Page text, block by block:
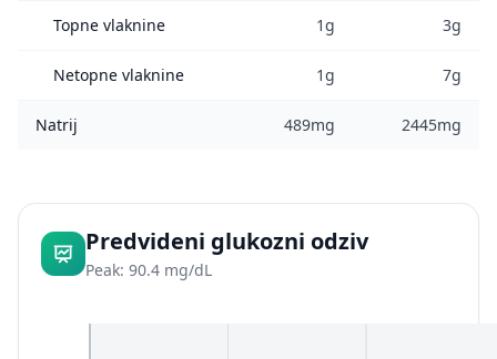
Topne vlaknine 1g 3g
Netopne vlaknine 1g 7g
Natrij 489mg 2445mg
Predvideni glukozni odziv
Peak: 90.4 mg/dL